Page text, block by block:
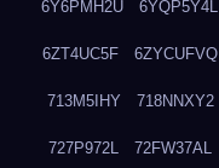
6Y6PMH2U 6YQP5Y4L
6ZT4UC5F 6ZYCUFVQ
713M5IHY 718NNXY2
727P972L 72FW37AL